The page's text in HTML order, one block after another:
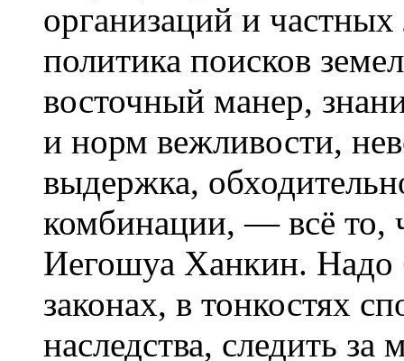
организаций и
политика поисков
восточный манер,
и норм вежливости,
выдержка,
комбинации, — всё то,
Иегошуа Ханкин. Надо
законах, в тонкостях
наследства, следить